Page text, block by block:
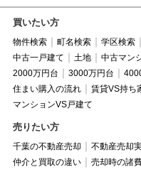
買いたい方
物件検索 町名検索 学区検索
中古一戸建て
土地 中古マン
2000万円台
3000万円台
住まい購入の流れ
賃貸VS持ち
マンションVS戸建て
売りたい方
千葉の不動産売却 不動産売却
仲介と買取の違い
売却時の諸